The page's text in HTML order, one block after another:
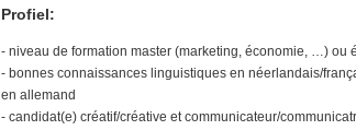
Profiel:
- niveau de formation master (marketing, économie, …) ou
- bonnes connaissances linguistiques en néerlandais/
en allemand
- candidat(e) créatif/créative et communicateur/